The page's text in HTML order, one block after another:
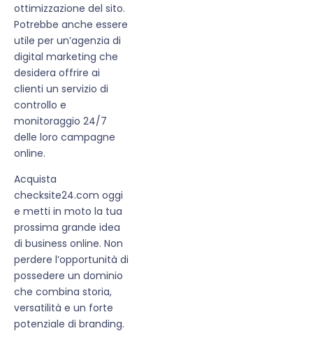
ottimizzazione del sito.
Potrebbe anche essere
utile per un’agenzia di
digital marketing che
desidera offrire ai
clienti un servizio di
controllo e
monitoraggio 24/7
delle loro campagne
online.
Acquista
checksite24.com oggi
e metti in moto la tua
prossima grande idea
di business online. Non
perdere l’opportunità di
possedere un dominio
che combina storia,
versatilità e un forte
potenziale di branding.